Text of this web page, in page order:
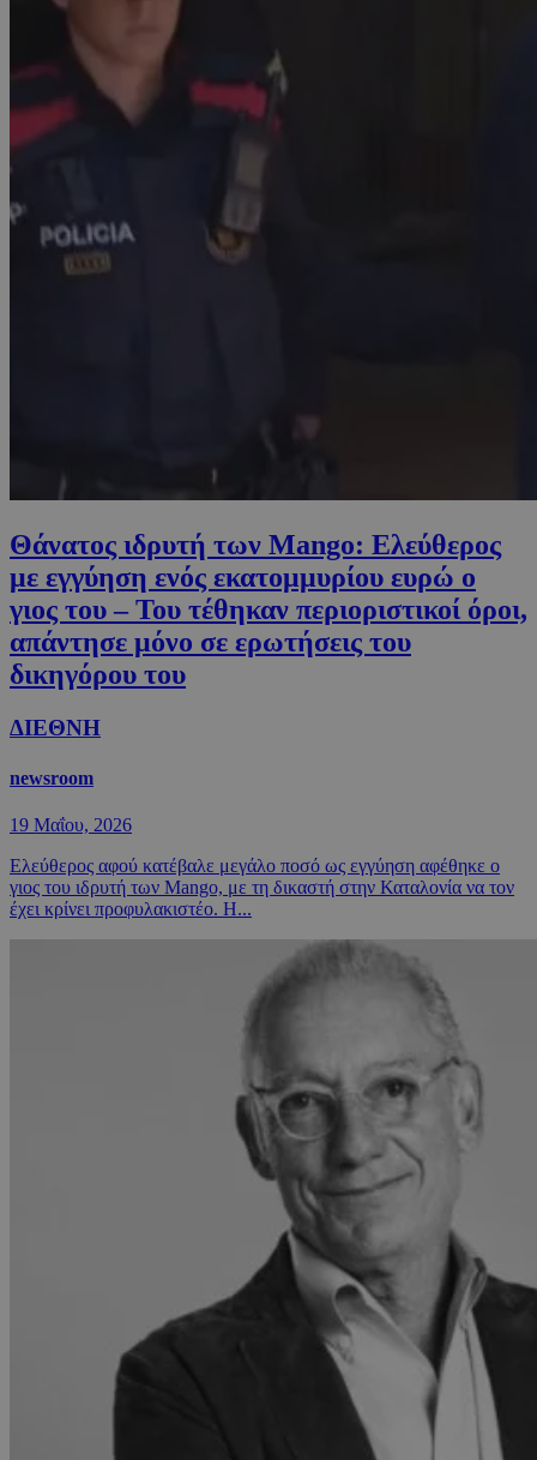
Θάνατος ιδρυτή των Mango: Ελεύθερος
με εγγύηση ενός εκατομμυρίου ευρώ ο
γιος του – Του τέθηκαν περιοριστικοί όροι,
απάντησε μόνο σε ερωτήσεις του
δικηγόρου του
ΔΙΕΘΝΗ
newsroom
19 Μαΐου, 2026
Ελεύθερος αφού κατέβαλε μεγάλο ποσό ως εγγύηση αφέθηκε ο
γιος του ιδρυτή των Mango, με τη δικαστή στην Καταλονία να τον
έχει κρίνει προφυλακιστέο. Η...